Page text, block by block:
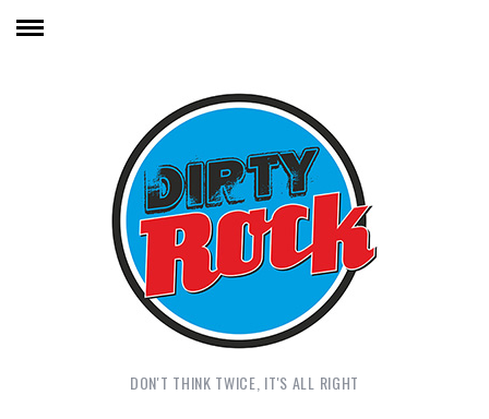
DON'T THINK TWICE, IT'S ALL RIGHT